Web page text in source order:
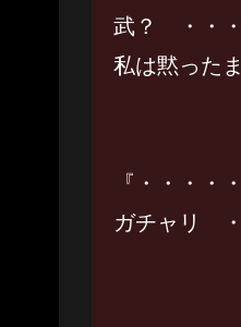
武？ ・・・
私は黙った
『・・・・・
ガチャリ ・